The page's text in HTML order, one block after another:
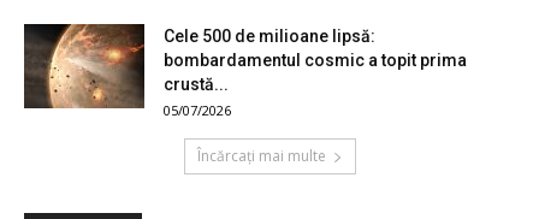
Cele 500 de milioane lipsă:
bombardamentul cosmic a topit prima
crustă...
05/07/2026
Încărcați mai multe